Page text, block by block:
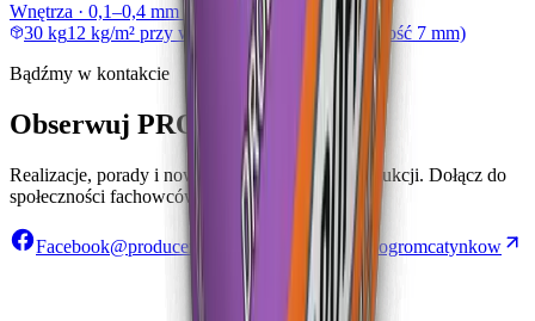
Wnętrza · 0,1–0,4 mm · na gładko
30 kg12 kg/m² przy warstwie 10 mm (min. grubość 7 mm)
Bądźmy w kontakcie
Obserwuj PROFIX w sieci
Realizacje, porady i nowości prosto z naszej produkcji. Dołącz do
społeczności fachowców i inwestorów.
Facebook@producentprofix TikTok @pogromcatynkow